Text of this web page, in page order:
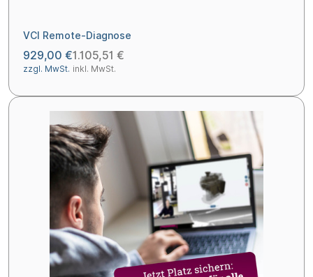
VCI Remote-Diagnose
929,00 €
zzgl. MwSt.
1.105,51 €
inkl. MwSt.